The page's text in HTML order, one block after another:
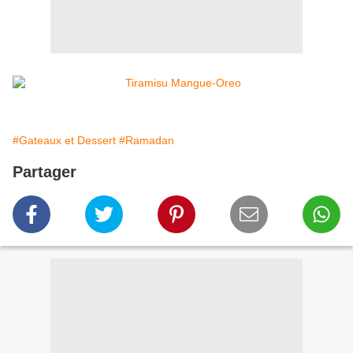
#Gateaux et Dessert #Ramadan
Partager